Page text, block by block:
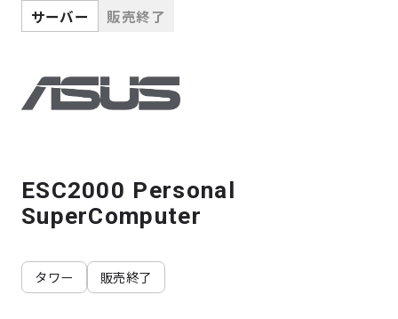
ニュース
会社案内
サーバー 販売終了
ESC2000 Personal
SuperComputer
タワー 販売終了